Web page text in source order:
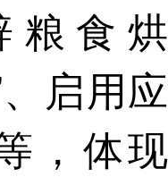
粮食烘
启用应
，体现